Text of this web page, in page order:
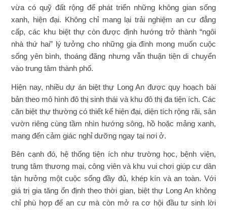
vừa có quỹ đất rộng để phát triển những không gian sống
xanh, hiện đại. Không chỉ mang lại trải nghiệm an cư đẳng
cấp, các khu biệt thự còn được định hướng trở thành “ngôi
nhà thứ hai” lý tưởng cho những gia đình mong muốn cuộc
sống yên bình, thoáng đãng nhưng vẫn thuận tiện di chuyển
vào trung tâm thành phố.
Hiện nay, nhiều dự án biệt thự Long An được quy hoạch bài
bản theo mô hình đô thị sinh thái và khu đô thị đa tiện ích. Các
căn biệt thự thường có thiết kế hiện đại, diện tích rộng rãi, sân
vườn riêng cùng tầm nhìn hướng sông, hồ hoặc mảng xanh,
mang đến cảm giác nghỉ dưỡng ngay tại nơi ở.
Bên cạnh đó, hệ thống tiện ích như trường học, bệnh viện,
trung tâm thương mại, công viên và khu vui chơi giúp cư dân
tận hưởng một cuộc sống đầy đủ, khép kín và an toàn. Với
giá trị gia tăng ổn định theo thời gian, biệt thự Long An không
chỉ phù hợp để an cư mà còn mở ra cơ hội đầu tư sinh lời